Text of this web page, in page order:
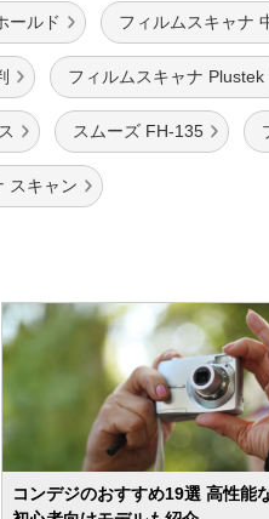
ールド フィルムスキャナ
フィルムスキャナ Plustek
スムーズ FH-135
スキャン
コンデジのおすすめ19選 高性能